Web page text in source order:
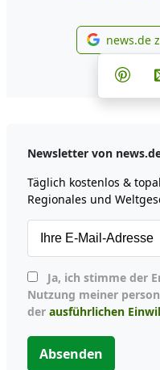
news.de
Newsletter von
Täglich kostenlos &
Regionales und
Nutzung meiner
der ausführlichen
Absenden